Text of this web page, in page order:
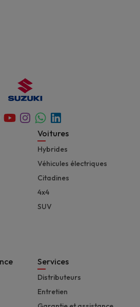
YoutubeInstagram
Whatsapp
Linkedin
Footer
Voitures
Hybrides
Véhicules électriques
Citadines
4x4
SUV
Services
Distributeurs
Entretien